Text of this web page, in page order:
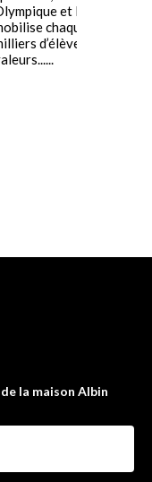
et
chaque année des
d’élèves autour des
la maison Albin